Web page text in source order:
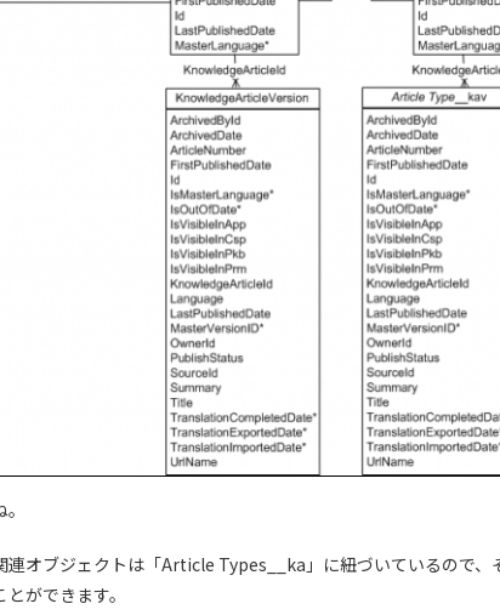
連オブジェクトは「Article Types__ka」に紐づいているので
ができます。